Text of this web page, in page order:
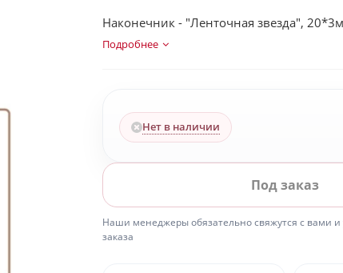
Наконечник - "Ленточная звезда",
Подробнее
Нет в наличии
Под заказ
Наши менеджеры обязательно свяжутся с вами и
заказа